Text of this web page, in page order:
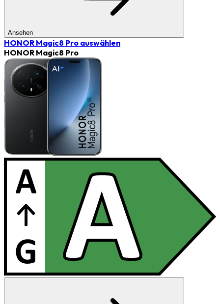
Ansehen
HONOR Magic8 Pro auswählen
HONOR Magic8 Pro